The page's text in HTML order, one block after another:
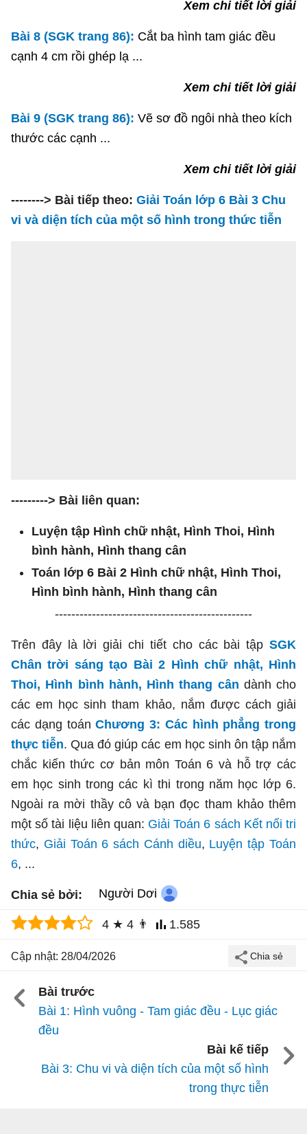
Xem chi tiết lời giải
Bài 8 (SGK trang 86): Cắt ba hình tam giác đều
cạnh 4 cm rồi ghép lạ ...
Xem chi tiết lời giải
Bài 9 (SGK trang 86): Vẽ sơ đồ ngôi nhà theo kích
thước các cạnh ...
Xem chi tiết lời giải
--------> Bài tiếp theo: Giải Toán lớp 6 Bài 3 Chu
vi và diện tích của một số hình trong thức tiễn
---------> Bài liên quan:
Luyện tập Hình chữ nhật, Hình Thoi, Hình
bình hành, Hình thang cân
Toán lớp 6 Bài 2 Hình chữ nhật, Hình Thoi,
Hình bình hành, Hình thang cân
------------------------------------------------
Trên đây là lời giải chi tiết cho các bài tập SGK
Chân trời sáng tạo Bài 2 Hình chữ nhật, Hình
Thoi, Hình bình hành, Hình thang cân dành cho
các em học sinh tham khảo, nắm được cách giải
các dạng toánChương 3: Các hình phẳng trong
thực tiễn. Qua đó giúp các em học sinh ôn tập nắm
chắc kiến thức cơ bản môn Toán 6 và hỗ trợ các
em học sinh trong các kì thi trong năm học lớp 6.
Ngoài ra mời thầy cô và bạn đọc tham khảo thêm
một số tài liệu liên quan: Giải Toán 6 sách Kết nối tri
thức, Giải Toán 6 sách Cánh diều, Luyện tập Toán
6, ...
Chia sẻ bởi: Người Dơi
4 ★ 4 👨 1.585
Cập nhật: 28/04/2026
Bài trước
Bài 1: Hình vuông - Tam giác đều - Lục giác
đều
Bài kế tiếp
Bài 3: Chu vi và diện tích của một số hình
trong thực tiễn